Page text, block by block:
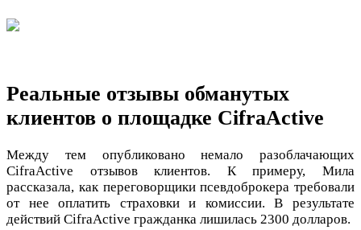
Реальные отзывы обманутых
клиентов о площадке CifraActive
Между тем опубликовано немало разоблачающих
CifraActive отзывов клиентов. К примеру, Мила
рассказала, как переговорщики псевдоброкера требовали
от нее оплатить страховки и комиссии. В результате
действий CifraActive гражданка лишилась 2300 долларов.